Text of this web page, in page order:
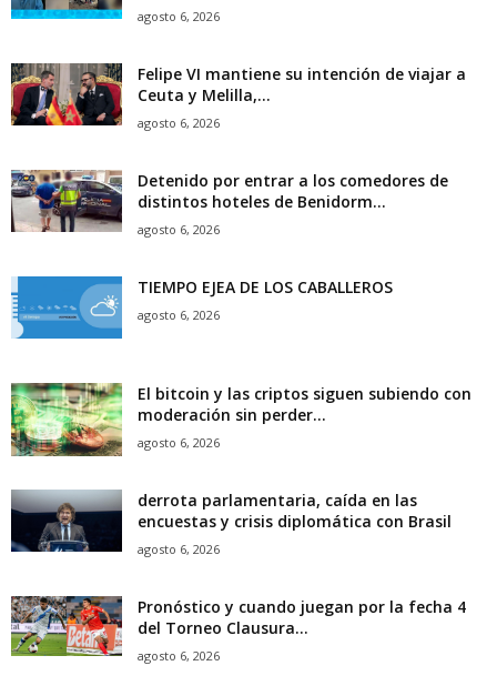
agosto 6, 2026
Felipe VI mantiene su intención de viajar a
Ceuta y Melilla,...
agosto 6, 2026
Detenido por entrar a los comedores de
distintos hoteles de Benidorm...
agosto 6, 2026
TIEMPO EJEA DE LOS CABALLEROS
agosto 6, 2026
El bitcoin y las criptos siguen subiendo con
moderación sin perder...
agosto 6, 2026
derrota parlamentaria, caída en las
encuestas y crisis diplomática con Brasil
agosto 6, 2026
Pronóstico y cuando juegan por la fecha 4
del Torneo Clausura...
agosto 6, 2026